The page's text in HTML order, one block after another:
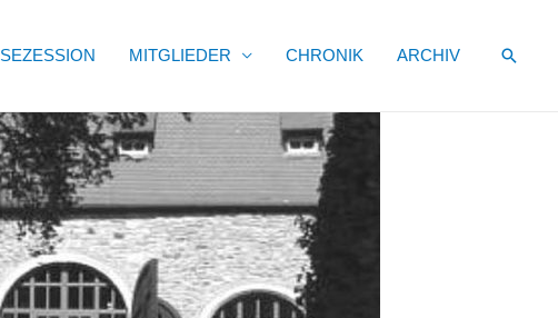
SEZESSION MITGLIEDER CHRONIK ARCHIV Suche